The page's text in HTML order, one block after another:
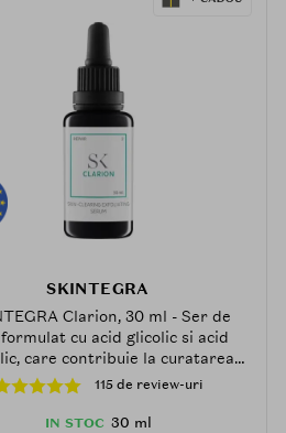
SKINTEGRA
Clarion, 30 ml - Ser de
cu acid glicolic si acid
care contribuie la curatarea
a porilor si la imbunatatirea
si a hiperpigmentarii pe pielea
problematica
115 de review-uri
IN STOC 30 ml